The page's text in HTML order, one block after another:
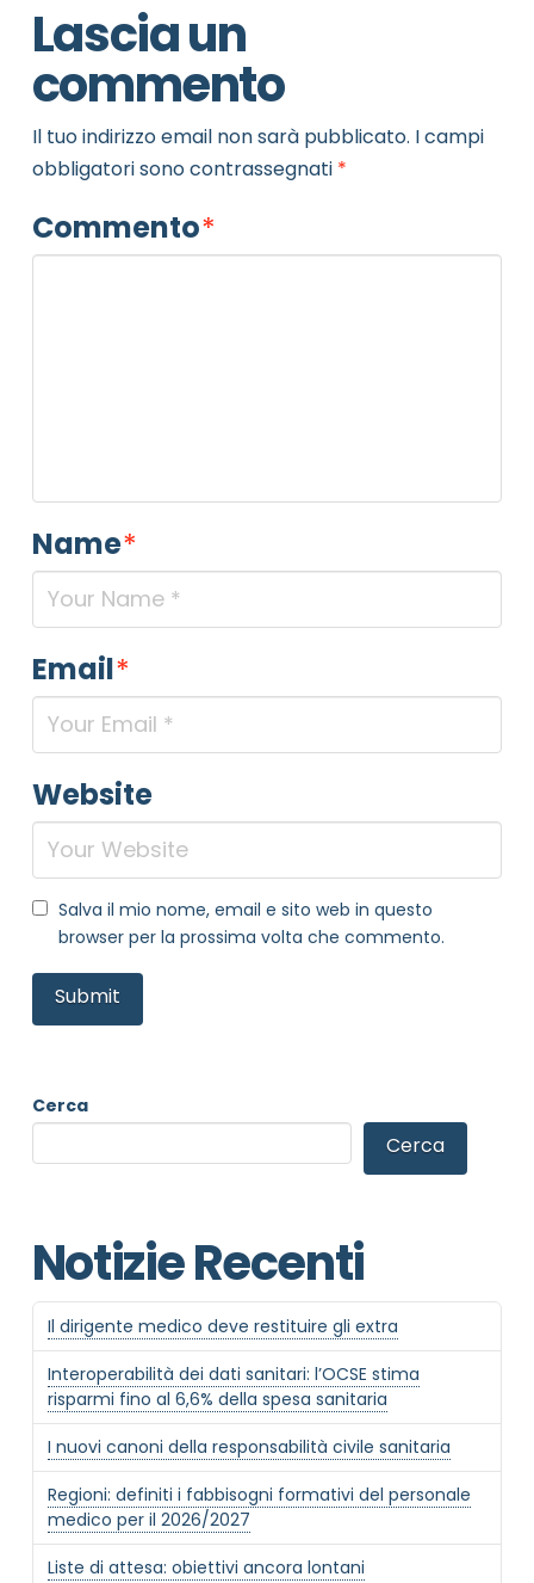
Lascia un
commento
Il tuo indirizzo email non sarà pubblicato. I campi
obbligatori sono contrassegnati *
Commento*
Name*
Email*
Website
Salva il mio nome, email e sito web in questo
browser per la prossima volta che commento.
Cerca
Cerca
Notizie Recenti
Il dirigente medico deve restituire gli extra
Interoperabilità dei dati sanitari: l’OCSE stima
risparmi fino al 6,6% della spesa sanitaria
I nuovi canoni della responsabilità civile sanitaria
Regioni: definiti i fabbisogni formativi del personale
medico per il 2026/2027
Liste di attesa: obiettivi ancora lontani
NOME STRUTTURA*
MAIL REFERENTE*
MOTIVO DEL CONTATTO